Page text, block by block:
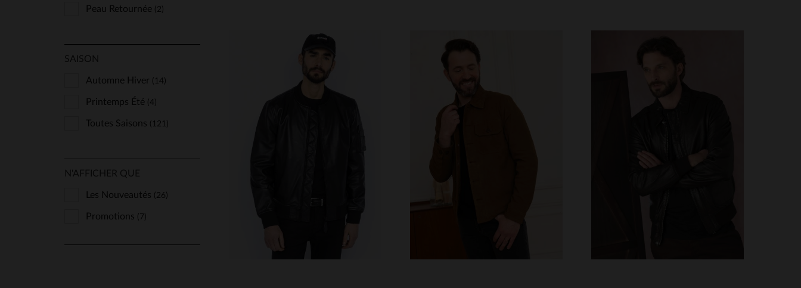
Peau Retournée (2)
SAISON
Automne Hiver (14)
Printemps Été (4)
Toutes Saisons (121)
N'AFFICHER QUE
Les Nouveautés (26)
Promotions (7)
TAILLES DISPONIBLES